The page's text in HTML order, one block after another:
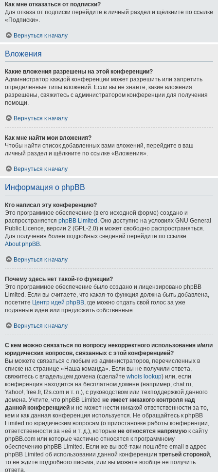
Как мне отказаться от подписки?
Для отказа от подписки перейдите в личный раздел и щёлкните по ссылке
«Подписки».
Вернуться к началу
Вложения
Какие вложения разрешены на этой конференции?
Администратор каждой конференции может разрешить или запретить
определённые типы вложений. Если вы не знаете, какие вложения
разрешены, свяжитесь с администратором конференции для получения
помощи.
Вернуться к началу
Как мне найти мои вложения?
Чтобы найти список добавленных вами вложений, перейдите в ваш
личный раздел и щёлкните по ссылке «Вложения».
Вернуться к началу
Информация о phpBB
Кто написал эту конференцию?
Это программное обеспечение (в его исходной форме) создано и
распространяется phpBB Limited . Оно доступно на условиях GNU General
Public Licence, версии 2 (GPL-2.0) и может свободно распространяться.
Для получения более подробных сведений перейдите по ссылке
About phpBB
Вернуться к началу
Почему здесь нет такой-то функции?
Это программное обеспечение было создано и лицензировано phpBB
Limited. Если вы считаете, что какая-то функция должна быть добавлена,
посетите Центр идей phpBB , где можно отдать свой голос за уже
поданные идеи или предложить собственные.
Вернуться к началу
С кем можно связаться по вопросу некорректного использования и/или
юридических вопросов, связанных с этой конференцией?
Вы можете связаться с любым из администраторов, перечисленных в
списке на странице «Наша команда». Если вы не получили ответа,
свяжитесь с владельцем домена (сделайте whois lookup) или, если
конференция находится на бесплатном домене (например, chat.ru,
Yahoo!, free.fr, f2s.com и т. п.), с руководством или техподдержкой данного
домена. Учтите, что phpBB Limited не имеет никакого контроля над
данной конференцией и не может нести никакой ответственности за то,
кем и как данная конференция используется. Не обращайтесь к phpBB
Limited по юридическим вопросам (о приостановке работы конференции,
ответственности за неё и т. д.), которые не относятся напрямую к сайту
phpBB.com или которые частично относятся к программному
обеспечению phpBB Limited. Если же вы всё-таки пошлёте email в адрес
phpBB Limited об использовании данной конференции третьей стороной
то не ждите подробного письма, или вы можете вообще не получить
ответа.